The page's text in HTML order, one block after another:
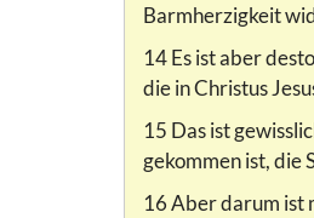
Barmherzigkeit
14 Es ist aber
die in Christus
15 Das ist
gekommen ist, die
16 Aber darum ist